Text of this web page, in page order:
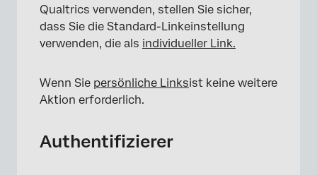
Qualtrics verwenden, stellen Sie sicher,
dass Sie die Standard-Linkeinstellung
verwenden, die als individueller Link.
Wenn Sie persönliche Linksist keine weitere
Aktion erforderlich.
Authentifizierer